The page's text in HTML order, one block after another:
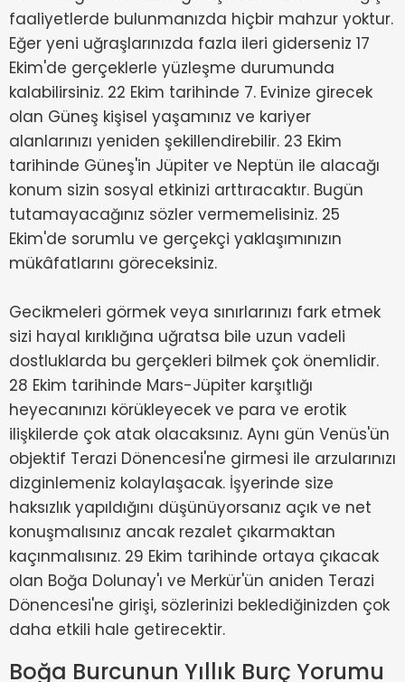
faaliyetlerde bulunmanızda hiçbir mahzur yoktur.
Eğer yeni uğraşlarınızda fazla ileri giderseniz 17
Ekim'de gerçeklerle yüzleşme durumunda
kalabilirsiniz. 22 Ekim tarihinde 7. Evinize girecek
olan Güneş kişisel yaşamınız ve kariyer
alanlarınızı yeniden şekillendirebilir. 23 Ekim
tarihinde Güneş'in Jüpiter ve Neptün ile alacağı
konum sizin sosyal etkinizi arttıracaktır. Bugün
tutamayacağınız sözler vermemelisiniz. 25
Ekim'de sorumlu ve gerçekçi yaklaşımınızın
mükâfatlarını göreceksiniz.
Gecikmeleri görmek veya sınırlarınızı fark etmek
sizi hayal kırıklığına uğratsa bile uzun vadeli
dostluklarda bu gerçekleri bilmek çok önemlidir.
28 Ekim tarihinde Mars-Jüpiter karşıtlığı
heyecanınızı körükleyecek ve para ve erotik
ilişkilerde çok atak olacaksınız. Aynı gün Venüs'ün
objektif Terazi Dönencesi'ne girmesi ile arzularınızı
dizginlemeniz kolaylaşacak. İşyerinde size
haksızlık yapıldığını düşünüyorsanız açık ve net
konuşmalısınız ancak rezalet çıkarmaktan
kaçınmalısınız. 29 Ekim tarihinde ortaya çıkacak
olan Boğa Dolunay'ı ve Merkür'ün aniden Terazi
Dönencesi'ne girişi, sözlerinizi beklediğinizden çok
daha etkili hale getirecektir.
Boğa Burcunun Yıllık Burç Yorumu